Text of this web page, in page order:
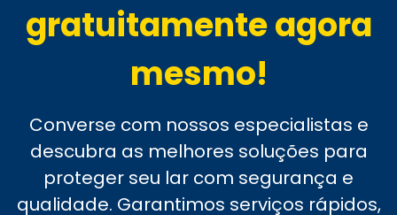
gratuitamente agora
mesmo!
Converse com nossos especialistas e
descubra as melhores soluções para
proteger seu lar com segurança e
qualidade. Garantimos serviços rápidos,